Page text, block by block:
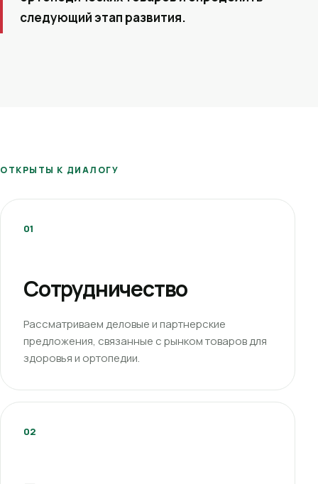
следующий этап развития.
ОТКРЫТЫ К ДИАЛОГУ
01
Сотрудничество
Рассматриваем деловые и партнерские
предложения, связанные с рынком товаров для
здоровья и ортопедии.
02